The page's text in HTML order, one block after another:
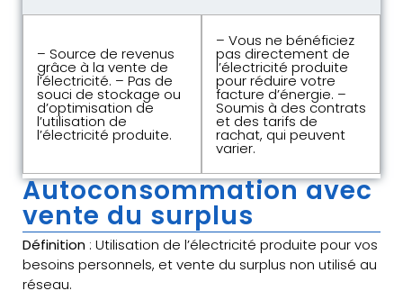
– Source de revenus
grâce à la vente de
l’électricité. – Pas de
souci de stockage ou
d’optimisation de
l’utilisation de
l’électricité produite.
– Vous ne bénéficiez
pas directement de
l’électricité produite
pour réduire votre
facture d’énergie. –
Soumis à des contrats
et des tarifs de
rachat, qui peuvent
varier.
Autoconsommation avec
vente du surplus
Définition : Utilisation de l’électricité produite pour vos
besoins personnels, et vente du surplus non utilisé au
réseau.